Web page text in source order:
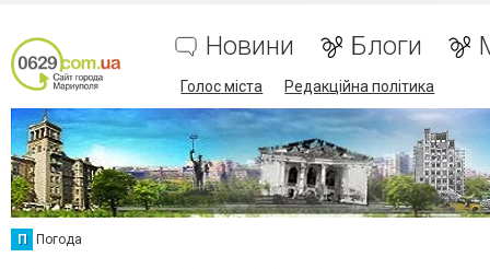
Новини Блоги
Голос міста Редакційна політика
П Погода